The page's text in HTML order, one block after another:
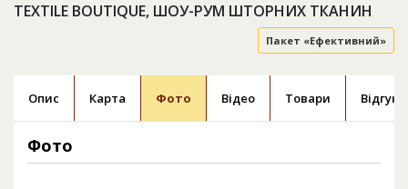
TEXTILE BOUTIQUE, ШОУ-РУМ ШТОРНИХ ТКАНИН
Пакет «Ефективний»
Опис Карта Фото Відео Товари Відгуки
Фото